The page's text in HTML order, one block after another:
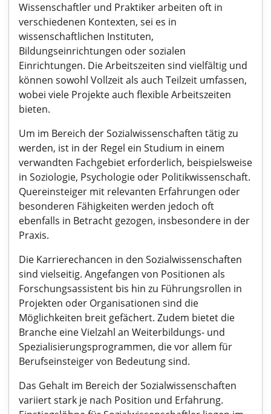
Wissenschaftler und Praktiker arbeiten oft in
verschiedenen Kontexten, sei es in
wissenschaftlichen Instituten,
Bildungseinrichtungen oder sozialen
Einrichtungen. Die Arbeitszeiten sind vielfältig und
können sowohl Vollzeit als auch Teilzeit umfassen,
wobei viele Projekte auch flexible Arbeitszeiten
bieten.
Um im Bereich der Sozialwissenschaften tätig zu
werden, ist in der Regel ein Studium in einem
verwandten Fachgebiet erforderlich, beispielsweise
in Soziologie, Psychologie oder Politikwissenschaft.
Quereinsteiger mit relevanten Erfahrungen oder
besonderen Fähigkeiten werden jedoch oft
ebenfalls in Betracht gezogen, insbesondere in der
Praxis.
Die Karrierechancen in den Sozialwissenschaften
sind vielseitig. Angefangen von Positionen als
Forschungsassistent bis hin zu Führungsrollen in
Projekten oder Organisationen sind die
Möglichkeiten breit gefächert. Zudem bietet die
Branche eine Vielzahl an Weiterbildungs- und
Spezialisierungsprogrammen, die vor allem für
Berufseinsteiger von Bedeutung sind.
Das Gehalt im Bereich der Sozialwissenschaften
variiert stark je nach Position und Erfahrung.